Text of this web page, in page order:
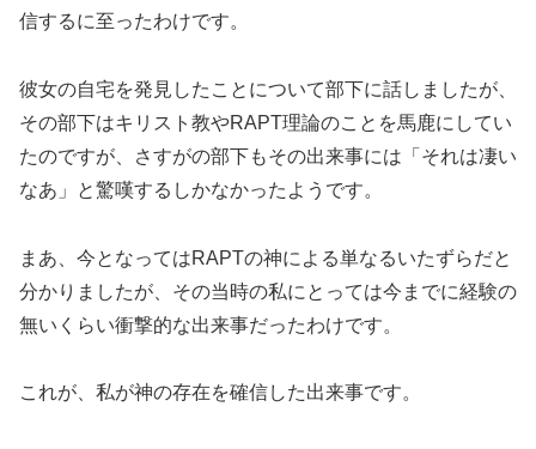
信するに至ったわけです。
彼女の自宅を発見したことについて部下に話しましたが、
その部下はキリスト教やRAPT理論のことを馬鹿にしてい
たのですが、さすがの部下もその出来事には「それは凄い
なあ」と驚嘆するしかなかったようです。
まあ、今となってはRAPTの神による単なるいたずらだと
分かりましたが、その当時の私にとっては今までに経験の
無いくらい衝撃的な出来事だったわけです。
これが、私が神の存在を確信した出来事です。